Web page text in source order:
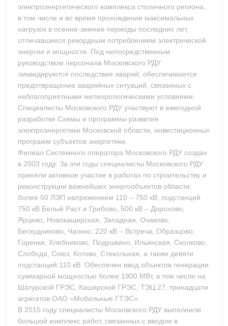
электроэнергетического комплекса столичного региона,
в том числе и во время прохождения максимальных
нагрузок в осенне-зимние периоды последних лет,
отличавшиеся рекордным потреблением электрической
энергии и мощности. Под непосредственным
руководством персонала Московского РДУ
ликвидируются последствия аварий, обеспечивается
предотвращение аварийных ситуаций, связанных с
неблагоприятными метеорологическими условиями.
Специалисты Московского РДУ участвуют в ежегодной
разработке Схемы и программы развития
электроэнергетики Московской области, инвестиционных
программ субъектов энергетики.
Филиал Системного оператора Московского РДУ создан
в 2003 году. За эти годы специалисты Московского РДУ
приняли активное участие в работах по строительству и
реконструкции важнейших энергообъектов области:
более 50 ЛЭП напряжением 110 – 750 кВ; подстанций
750 кВ Белый Раст и Грибово, 500 кВ – Дорохово,
Ярцево, Новокаширская, Западная, Очаково,
Бескудниково, Чагино, 220 кВ – Встреча, Образцово,
Горенки, Хлебниково, Подушкино, Ильинская, Сколково,
Слобода, Союз, Котово, Стекольная, а также девяти
подстанций 110 кВ. Обеспечен ввод объектов генерации
суммарной мощностью более 1900 МВт, в том числе на
Шатурской ГРЭС, Каширской ГРЭС, ТЭЦ 27, тринадцати
агрегатов ОАО «Мобильные ГТЭС».
В 2015 году специалисты Московского РДУ выполнили
большой комплекс работ, связанных с вводом в